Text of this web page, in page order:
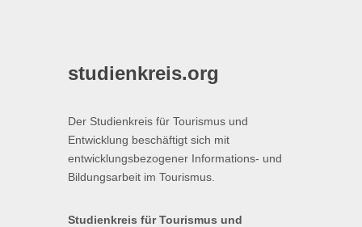
studienkreis.org
Der Studienkreis für Tourismus und
Entwicklung beschäftigt sich mit
entwicklungsbezogener Informations- und
Bildungsarbeit im Tourismus.
Studienkreis für Tourismus und